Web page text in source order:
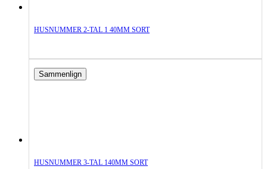
HUSNUMMER 2-TAL 1 40MM SORT
Sammenlign
HUSNUMMER 3-TAL 140MM SORT